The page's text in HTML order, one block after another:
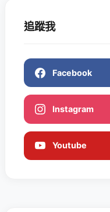
追蹤我
Facebook
Instagram
Youtube